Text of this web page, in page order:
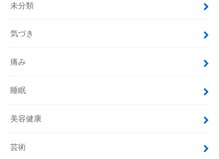
未分類
気づき
痛み
睡眠
美容健康
芸術